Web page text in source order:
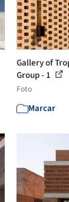
Gallery of
Group - 1
Foto
Marcar